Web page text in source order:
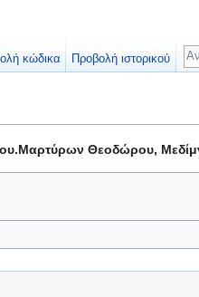
Θεοδώρου,
κώδικα Προβολή ιστορικού